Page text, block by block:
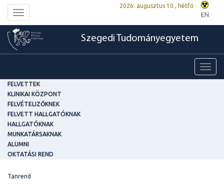
Toggle
navigation
2026. augusztus 10., hétfő
EN
Szegedi Tudományegyetem
FELVETTEK
KLINIKAI KÖZPONT
FELVÉTELIZŐKNEK
FELVETT HALLGATÓKNAK
HALLGATÓKNAK
MUNKATÁRSAKNAK
ALUMNI
OKTATÁSI REND
Tanrend